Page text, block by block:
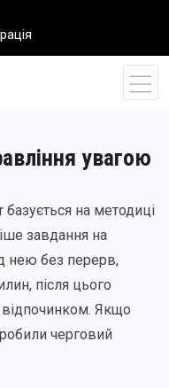
увагою
на методиці
завдання на
нею без перерв,
після цього
Якщо
черговий